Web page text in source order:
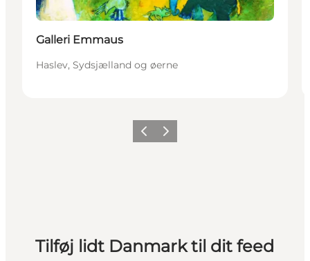
Galleri Emmaus
Haslev, Sydsjælland og øerne
ForrigeNæste
Tilføj lidt Danmark til dit feed